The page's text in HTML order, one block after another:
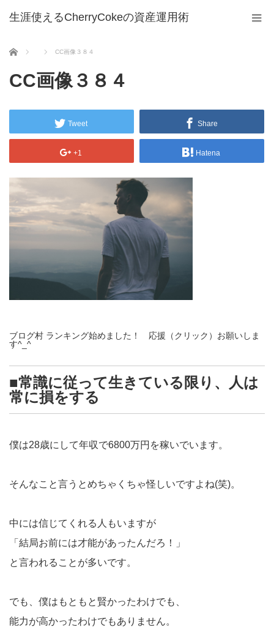
生涯使えるCherryCokeの資産運用術
ホーム CC画像３８４
CC画像３８４
Tweet Share
+1 Hatena
ブログ村 ランキング始めました！ 応援（クリック）お願いしま
す^_^
■常識に従って生きている限り、人は
常に損をする
僕は28歳にして年収で6800万円を稼いでいます。
そんなこと言うとめちゃくちゃ怪しいですよね(笑)。
中には信じてくれる人もいますが
「結局お前には才能があったんだろ！」
と言われることが多いです。
でも、僕はもともと賢かったわけでも、
能力が高かったわけでもありません。